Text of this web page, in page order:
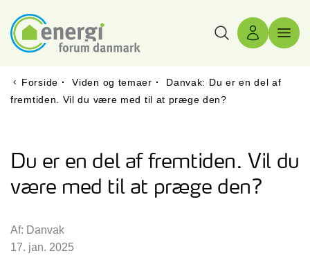
Søg Log ind
Forside · Viden og temaer ·
Danvak: Du er en del af
fremtiden. Vil du være med til at præge den?
Du er en del af fremtiden. Vil du
være med til at præge den?
Af: Danvak
17. jan. 2025